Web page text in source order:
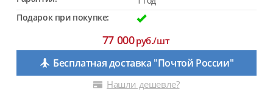
Подарок при покупке:
77 000руб./шт
Бесплатная доставка "Почтой России"
Нашли дешевле?